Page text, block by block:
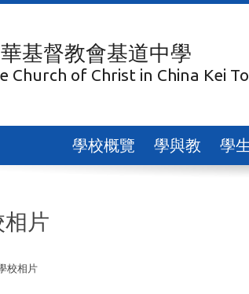
基督教會基道中學
Church of Christ in China Kei
學校概覽 學與教 學
相片
校相片